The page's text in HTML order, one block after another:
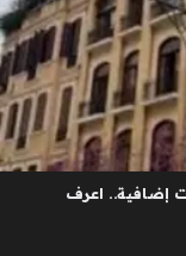
إضافية.. اعرف